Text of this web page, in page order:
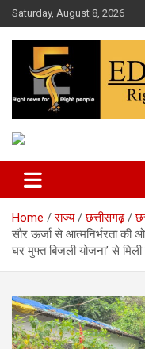
Skip
to
content
Saturday, August 8, 2026
Edition Today
Home राज्य छत्तीसगढ़
सौर ऊर्जा से आत्मनिर्भरता की
घर मुफ्त बिजली योजना’ से